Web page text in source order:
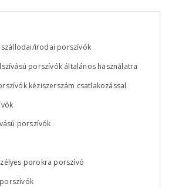
szállodai/irodai porszívók
porszívók általános használatra
kéziszerszám csatlakozással
porszívók
porokra porszívó